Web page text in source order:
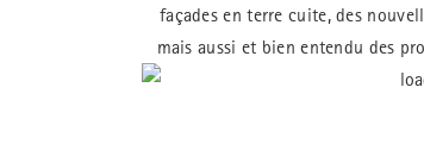
façades en terre cuite, des
mais aussi et bien entendu des